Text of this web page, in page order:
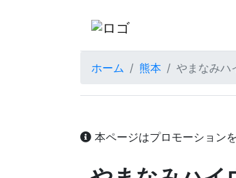
ホーム 熊本 やまなみハ
本ページはプロモーションを